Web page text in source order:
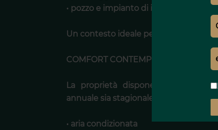
• pozzo e impianto di irrigazione
Un contesto ideale per vivere appieno
COMFORT CONTEMPORANEO E
La proprietà dispone di dotazioni
annuale sia stagionale:
• aria condizionata